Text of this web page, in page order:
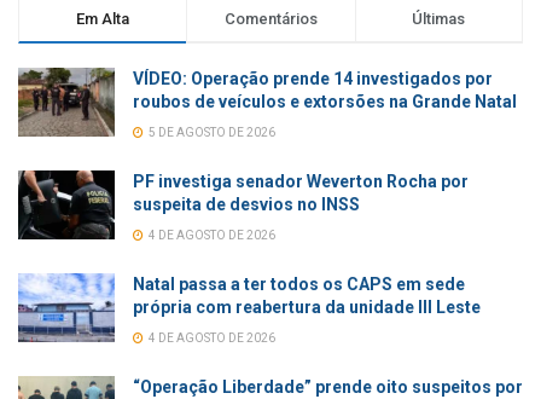
Em Alta Comentários Últimas
VÍDEO: Operação prende 14 investigados por
roubos de veículos e extorsões na Grande Natal
5 DE AGOSTO DE 2026
PF investiga senador Weverton Rocha por
suspeita de desvios no INSS
4 DE AGOSTO DE 2026
Natal passa a ter todos os CAPS em sede
própria com reabertura da unidade III Leste
4 DE AGOSTO DE 2026
“Operação Liberdade” prende oito suspeitos por